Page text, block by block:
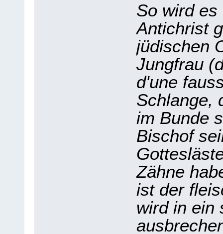
So wird
Antichrist
jüdischen
Jungfrau
d'une
Schlange,
im Bunde
Bischof
Zähne
ist der
wird in ein